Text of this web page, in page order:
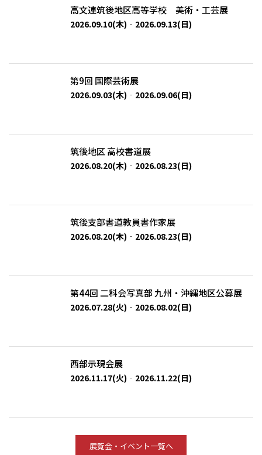
高文連筑後地区高等学校 美術・工芸展
2026.09.10(木)‐2026.09.13(日)
第9回 国際芸術展
2026.09.03(木)‐2026.09.06(日)
筑後地区 高校書道展
2026.08.20(木)‐2026.08.23(日)
筑後支部書道教員書作家展
2026.08.20(木)‐2026.08.23(日)
第44回 二科会写真部 九州・沖縄地区公募展
2026.07.28(火)‐2026.08.02(日)
西部示現会展
2026.11.17(火)‐2026.11.22(日)
展覧会・イベント一覧へ